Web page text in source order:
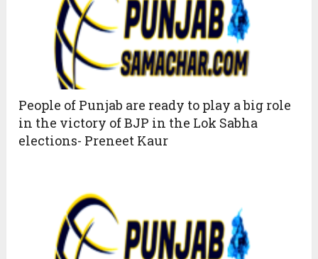
People of Punjab are ready to play a big role
in the victory of BJP in the Lok Sabha
elections- Preneet Kaur